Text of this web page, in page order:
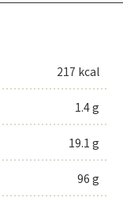
217 kcal
1.4 g
19.1 g
96 g